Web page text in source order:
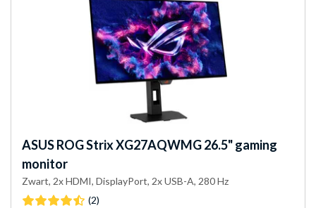
ASUSROG Strix XG27AQWMG 26.5" gaming
monitor
Zwart, 2x HDMI, DisplayPort, 2x USB-A, 280 Hz
(2)